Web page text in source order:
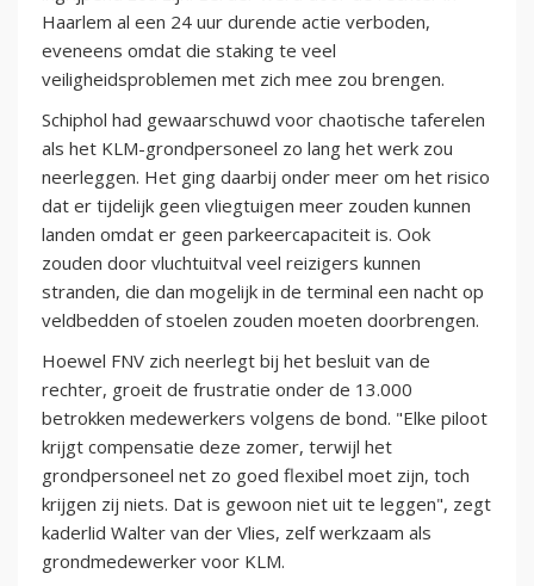
Haarlem al een 24 uur durende actie verboden,
eveneens omdat die staking te veel
veiligheidsproblemen met zich mee zou brengen.
Schiphol had gewaarschuwd voor chaotische taferelen
als het KLM-grondpersoneel zo lang het werk zou
neerleggen. Het ging daarbij onder meer om het risico
dat er tijdelijk geen vliegtuigen meer zouden kunnen
landen omdat er geen parkeercapaciteit is. Ook
zouden door vluchtuitval veel reizigers kunnen
stranden, die dan mogelijk in de terminal een nacht op
veldbedden of stoelen zouden moeten doorbrengen.
Hoewel FNV zich neerlegt bij het besluit van de
rechter, groeit de frustratie onder de 13.000
betrokken medewerkers volgens de bond. "Elke piloot
krijgt compensatie deze zomer, terwijl het
grondpersoneel net zo goed flexibel moet zijn, toch
krijgen zij niets. Dat is gewoon niet uit te leggen", zegt
kaderlid Walter van der Vlies, zelf werkzaam als
grondmedewerker voor KLM.